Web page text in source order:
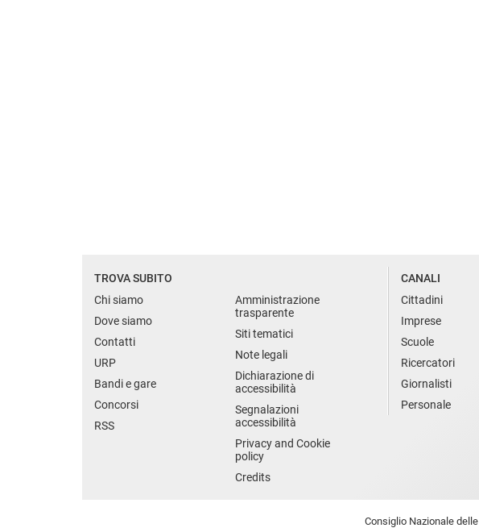
TROVA SUBITO
Chi siamo
Dove siamo
Contatti
URP
Bandi e gare
Concorsi
RSS
Amministrazione
trasparente
Siti tematici
Note legali
Dichiarazione di
accessibilità
Segnalazioni
accessibilità
Privacy and Cookie
policy
Credits
CANALI
Cittadini
Imprese
Scuole
Ricercatori
Giornalisti
Personale
Consiglio Nazionale